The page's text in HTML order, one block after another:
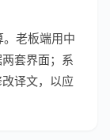
老板端用中
套界面；系
译文，以应